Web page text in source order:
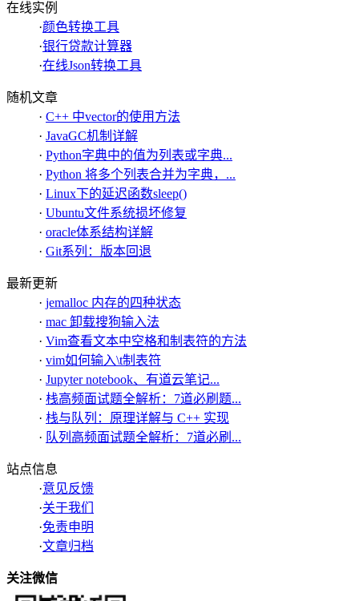
在线实例
·颜色转换工具
·银行贷款计算器
·在线Json转换工具
随机文章
· C++ 中vector的使用方法
· JavaGC机制详解
· Python字典中的值为列表或字典...
· Python 将多个列表合并为字典，...
· Linux下的延迟函数sleep()
· Ubuntu文件系统损坏修复
· oracle体系结构详解
· Git系列：版本回退
最新更新
· jemalloc 内存的四种状态
· mac 卸载搜狗输入法
· Vim查看文本中空格和制表符的方法
· vim如何输入\t制表符
· Jupyter notebook、有道云笔记...
· 栈高频面试题全解析：7道必刷题...
· 栈与队列：原理详解与 C++ 实现
· 队列高频面试题全解析：7道必刷...
站点信息
·意见反馈
·关于我们
·免责申明
·文章归档
关注微信